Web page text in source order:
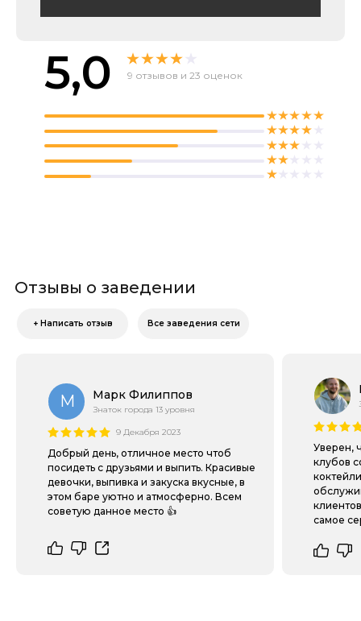
5,0 9 отзывов и 23 оценок
Отзывы о заведении
Все заведения сети
+ Написать отзыв
Уверен,
клубов
сaмое
Марк Филиппов
М Знаток города 13 уровня
Добрый день, отличное место чтоб
посидеть с друзьями и выпить. Красивые
девочки, выпивка и закуска вкусные, в
этом баре уютно и атмосферно. Всем
советую данное место 👍
9 Декабря 2023